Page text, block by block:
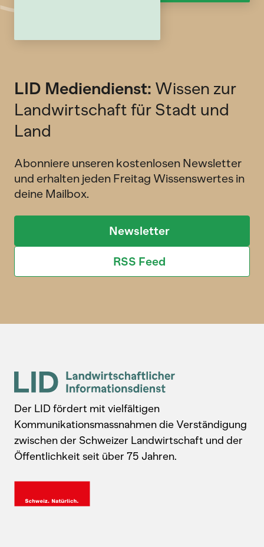
LID Mediendienst: Wissen zur
Landwirtschaft für Stadt und
Land
Abonniere unseren kostenlosen Newsletter
und erhalten jeden Freitag Wissenswertes in
deine Mailbox.
Newsletter
RSS Feed
Der LID fördert mit vielfältigen
Kommunikationsmassnahmen die Verständigung
zwischen der Schweizer Landwirtschaft und der
Öffentlichkeit seit über 75 Jahren.